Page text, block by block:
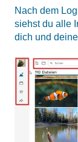
Nach dem
siehst du alle
dich und